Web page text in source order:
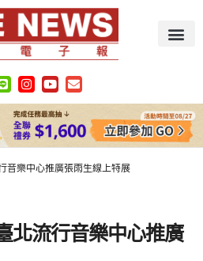
音樂中心推廣張雨生線上特展
北流行音樂中心推廣